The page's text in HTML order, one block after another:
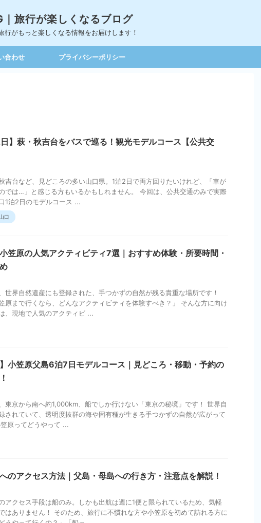
旅行が楽しくなるブログ
行がもっと楽しくなる情報をお届けします！
合わせ プライバシーポリシー
日】萩・秋吉台をバスで巡る！観光モデルコース【公共交
吉台など、見どころの多い山口県。1泊2日で両方回りたいけれど、「車が
では…」と感じる方もいるかもしれません。 今回は、公共交通のみで実際
1泊2日のモデルコース ...
口
小笠原の人気アクティビティ7選｜おすすめ体験・所要時間・
世界自然遺産にも登録された、手つかずの自然が残る貴重な場所です！
原まで行くなら、どんなアクティビティを体験すべき？」 そんな方に向け
、現地で人気のアクティビ ...
】小笠原父島6泊7日モデルコース｜見どころ・移動・予約の
東京から南へ約1,000km、船でしか行けない「東京の秘境」です！ 世界自
されていて、透明度抜群の海や固有種が生きる手つかずの自然が広がって
原ってどうやって ...
のアクセス方法｜父島・母島への行き方・注意点を解説！
アクセス手段は船のみ。しかも出航は週に1便と限られているため、気軽
はありません！ そのため、旅行に不慣れな方や小笠原を初めて訪れる方に